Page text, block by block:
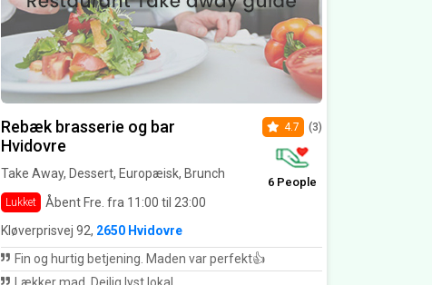
Rebæk brasserie og bar
Hvidovre
Take Away, Dessert, Europæisk, Brunch
Lukket Åbent Fre. fra 11:00 til 23:00
4.7 (3)
6 People
Kløverprisvej 92, 2650 Hvidovre
Fin og hurtig betjening. Maden var perfekt👍